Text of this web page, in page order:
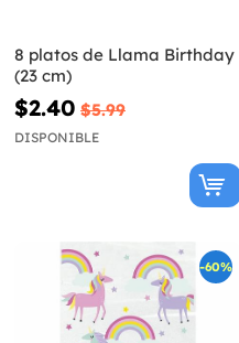
8 platos de Llama Birthday
(23 cm)
$2.40 $5.99
DISPONIBLE
-60%